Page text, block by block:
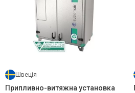
Швеція
Припливно-витяжна установка